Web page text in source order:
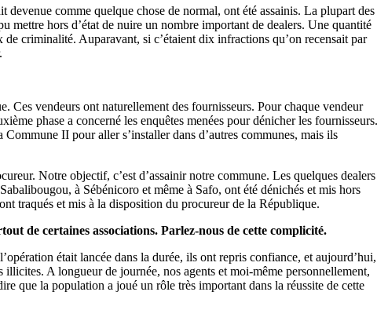
devenue comme quelque chose de normal, ont été assainis. La plupart des
mettre hors d’état de nuire un nombre important de dealers. Une quantité
criminalité. Auparavant, si c’étaient dix infractions qu’on recensait par
Ces vendeurs ont naturellement des fournisseurs. Pour chaque vendeur
phase a concerné les enquêtes menées pour dénicher les fournisseurs.
II pour aller s’installer dans d’autres communes, mais ils
Notre objectif, c’est d’assainir notre commune. Les quelques dealers
à Sébénicoro et même à Safo, ont été dénichés et mis hors
traqués et mis à la disposition du procureur de la République.
de certaines associations. Parlez-nous de cette complicité.
était lancée dans la durée, ils ont repris confiance, et aujourd’hui,
A longueur de journée, nos agents et moi-même personnellement,
que la population a joué un rôle très important dans la réussite de cette